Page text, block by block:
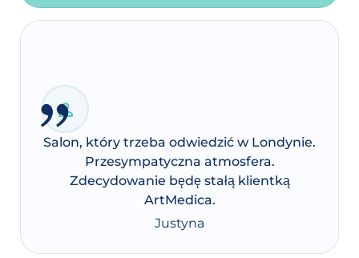
Justyna
Salon, który trzeba odwiedzić w Londynie.
Przesympatyczna atmosfera.
Zdecydowanie będę stałą klientką
ArtMedica.